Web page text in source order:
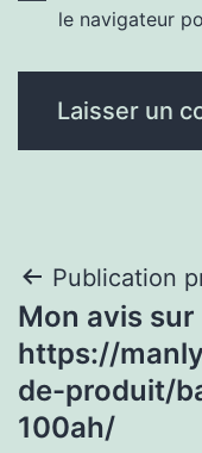
le navigateur
de
l’article
Publication
Mon avis sur
https://
de-produit/
100ah/